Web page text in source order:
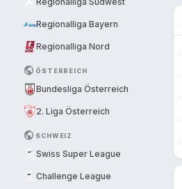
Regionalliga Bayern
Regionalliga Nord
PUBLIC ÖSTERREICH
Bundesliga Österreich
2. Liga Österreich
PUBLIC SCHWEIZ
Swiss Super League
Challenge League